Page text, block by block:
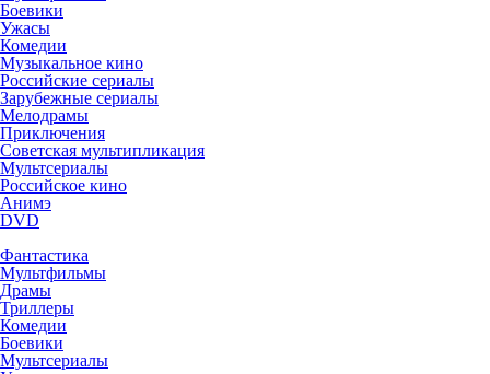
Боевики
Ужасы
Комедии
Музыкальное кино
Российские сериалы
Зарубежные сериалы
Мелодрамы
Приключения
Советская мультипликация
Мультсериалы
Российское кино
Анимэ
DVD
Фантастика
Мультфильмы
Драмы
Триллеры
Комедии
Боевики
Мультсериалы